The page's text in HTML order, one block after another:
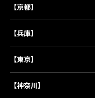
【京都】
【兵庫】
【東京】
【神奈川】